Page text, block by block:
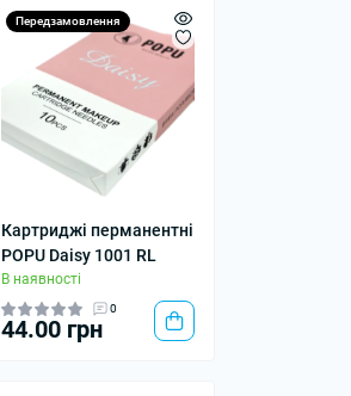
Передзамовлення
Картриджі перманентні
POPU Daisy 1001 RL
В наявності
0
44.00 грн